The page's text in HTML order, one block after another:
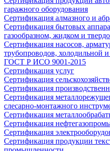
гаражного оборудования
Сертификация алмазного и
Сертификация бытовых
газообразном, жидком и
Сертификация насосов,
трубопроводов, холодильной
ГОСТ Р ИСО 9001-2015
Сертификация услуг
Сертификация
Сертификация
Сертификация
слесарно-монтажного
Сертификация
Сертификация
Сертификация
Сертификация продукции